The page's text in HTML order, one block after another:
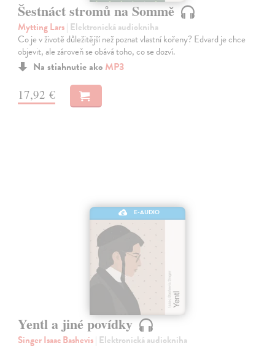
Šestnáct stromů na Sommě
Mytting Lars| Elektronická audiokniha
Co je v životě důležitější než poznat vlastní kořeny? Edvard je chce
objevit, ale zároveň se obává toho, co se dozví.
Na stiahnutie ako MP3
17,92 €
E-AUDIO
Yentl a jiné povídky
Singer Isaac Bashevis| Elektronická audiokniha